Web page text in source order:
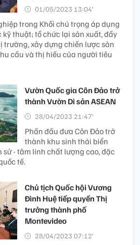
01/05/2023 13:04’
trong Khối chú trọng áp dụng
kỹ thuật; tổ chức lại sản xuất, đẩy
trường, xây dựng chiến lược sản
cầu và thị hiếu của người tiêu
Vườn Quốc gia Côn Đảo trở
thành Vườn Di sản ASEAN
28/04/2023 21:47’
Phấn đấu đưa Côn Đảo trở
thành khu sinh thái biển
sử - tâm linh chất lượng cao, đặc
tế.
Chủ tịch Quốc hội Vương
Đình Huệ tiếp quyền Thị
trưởng thành phố
Montevideo
28/04/2023 07:12’